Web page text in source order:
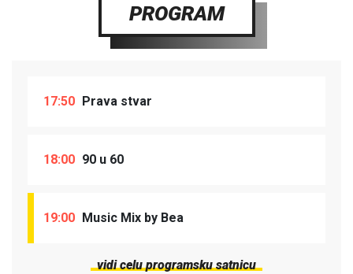
PROGRAM
17:50 Prava stvar
18:00 90 u 60
19:00 Music Mix by Bea
vidi celu programsku satnicu